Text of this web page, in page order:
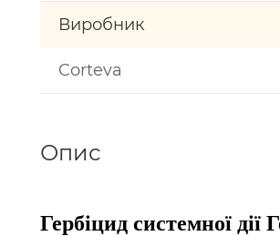
Виробник
Corteva
Опис
Гербіцид системної дії